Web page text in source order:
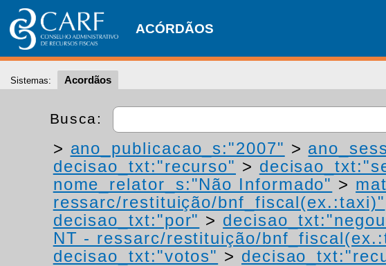
ACÓRDÃOS
Sistemas: Acordãos
Busca:
> ano_publicacao_s:"2007" >
decisao_txt:"recurso" >
nome_relator_s:"Não Informado" >
ressarc/restituição/bnf_fiscal(ex.:taxi)"
decisao_txt:"por" >
NT - ressarc/restituição/
decisao_txt:"votos" >